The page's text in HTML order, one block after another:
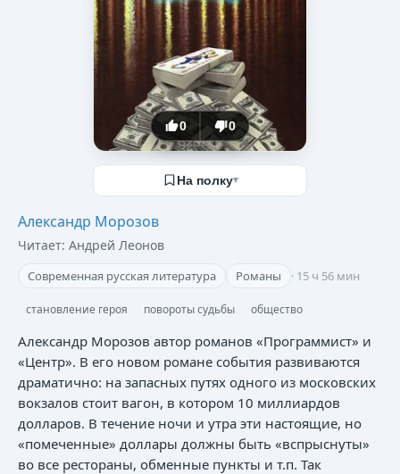
0 0
На полку▾
Александр Морозов
Читает: Андрей Леонов
Современная русская литература Романы · 15 ч 56 мин
становление героя повороты судьбы общество
Александр Морозов автор романов «Программист» и
«Центр». В его новом романе события развиваются
драматично: на запасных путях одного из московских
вокзалов стоит вагон, в котором 10 миллиардов
долларов. В течение ночи и утра эти настоящие, но
«помеченные» доллары должны быть «вспрыснуты»
во все рестораны, обменные пункты и т.п. Так